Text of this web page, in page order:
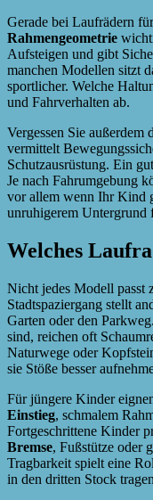
Gerade bei Laufrädern
Rahmengeometrie
Aufsteigen und gibt
manchen Modellen sitzt
sportlicher. Welche
und Fahrverhalten ab.
Vergessen Sie außerdem
vermittelt
Schutzausrüstung. Ein
Je nach Fahrumgebung
vor allem wenn Ihr Kind
unruhigerem Untergrund
Welches
Nicht jedes Modell passt
Stadtspaziergang stellt
Garten oder den
sind, reichen oft
Naturwege oder
sie Stöße besser
Für jüngere Kinder
Einstieg, schmalem
Fortgeschrittene Kinder
Bremse, Fußstütze oder
Tragbarkeit spielt eine
in den dritten Stock